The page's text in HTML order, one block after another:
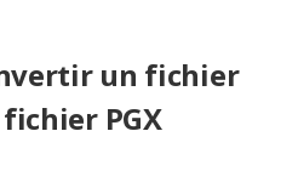
un fichier
fichier PGX